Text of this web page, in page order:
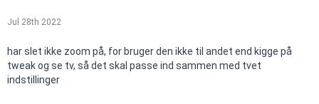
Jul 28th 2022
har slet ikke zoom på, for bruger den ikke til andet end kigge på
tweak og se tv, så det skal passe ind sammen med tvet
indstillinger